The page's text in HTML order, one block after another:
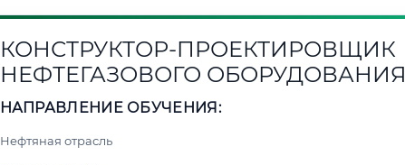
КОНСТРУКТОР-ПРОЕКТИРОВЩИК
НЕФТЕГАЗОВОГО ОБОРУДОВАНИЯ
НАПРАВЛЕНИЕ ОБУЧЕНИЯ:
Нефтяная отрасль